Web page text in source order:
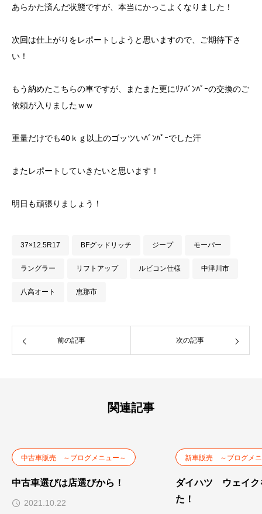
あらかた済んだ状態ですが、本当にかっこよくなりました！
次回は仕上がりをレポートしようと思いますので、ご期待下さ
い！
もう納めたこちらの車ですが、またまた更にﾘｱﾊﾞﾝﾊﾟｰの交換のご
依頼が入りましたｗｗ
重量だけでも40ｋｇ以上のゴッツいﾊﾞﾝﾊﾟｰでした汗
またレポートしていきたいと思います！
明日も頑張りましょう！
37×12.5R17 BFグッドリッチ ジープ モーパー
ラングラー リフトアップ ルビコン仕様 中津川市
八高オート 恵那市
前の記事 次の記事
関連記事
中古車販売 ～ブログメニュー～
中古車選びは店選びから！
2021.10.22
新車販売 ～ブログメ
ダイハツ ウェイク
た！